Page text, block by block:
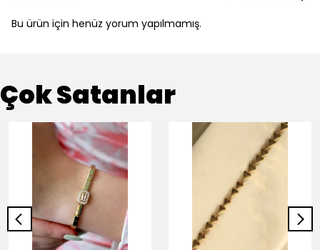
Bu ürün için henüz yorum yapılmamış.
Çok Satanlar